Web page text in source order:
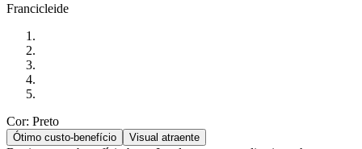
Francicleide
Cor: Preto
Ótimo custo-benefício Visual atraente